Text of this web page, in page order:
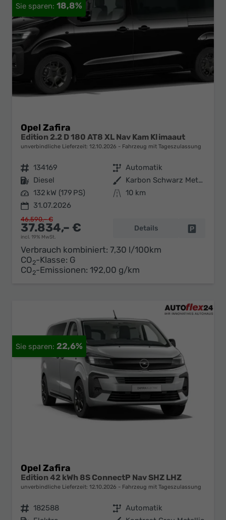
18,8%
Opel Zafira
Edition 2.2 D 180 AT8 XL Nav Kam Klimaaut
unverbindliche Lieferzeit: 12.10.2026 Fahrzeug mit Tageszulassung
Fahrzeugnr. 134169 Getriebe Automatik
Kraftstoff Diesel Außenfarbe
Karbon Schwarz Metallic
Leistung 132 kW (179 PS) Kilometerstand 10 km
31.07.2026
37.834,– €
incl. 19% MwSt.
46.590,– €
Details
Verbrauch kombiniert: 7,30 l/100km
CO2-Klasse: G
CO2-Emissionen: 192,00 g/km
22,6%
Opel Zafira
Edition 42 kWh 8S ConnectP Nav SHZ LHZ
unverbindliche Lieferzeit: 12.10.2026 Fahrzeug mit Tageszulassung
Fahrzeugnr. 182588 Getriebe Automatik